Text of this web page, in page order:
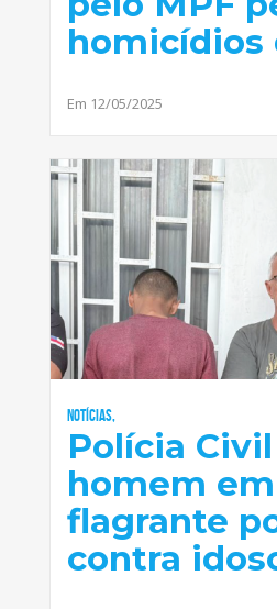
homicídios
Em 12/05/2025
Notícias,
Polícia
homem em
flagrante
contra